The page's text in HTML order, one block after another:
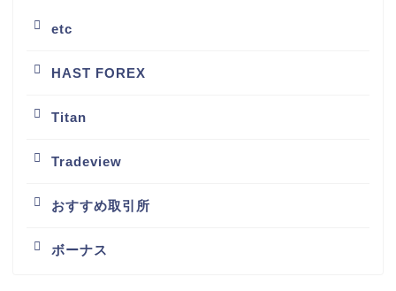
etc
HAST FOREX
Titan
Tradeview
おすすめ取引所
ボーナス